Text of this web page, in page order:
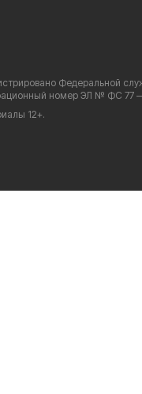
Федеральной
номер ЭЛ № ФС 77
12+.